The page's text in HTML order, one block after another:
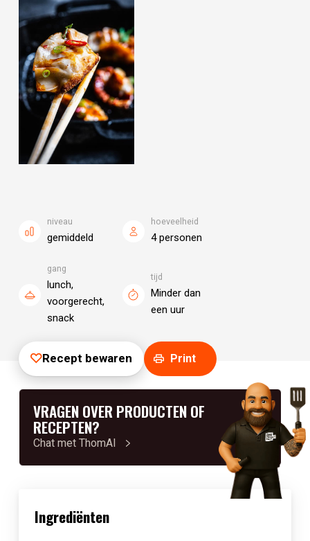
niveau
gemiddeld
hoeveelheid
4 personen
gang
lunch,
voorgerecht,
snack
tijd
Minder dan
een uur
Recept bewaren Print
VRAGEN OVER PRODUCTEN OF
RECEPTEN?
Chat met ThomAI
Ingrediënten